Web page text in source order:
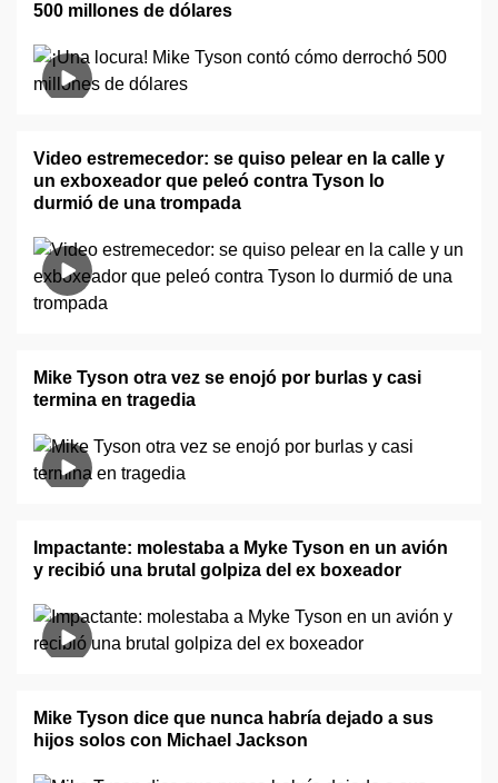
500 millones de dólares
Video estremecedor: se quiso pelear en la calle y
un exboxeador que peleó contra Tyson lo
durmió de una trompada
Mike Tyson otra vez se enojó por burlas y casi
termina en tragedia
Impactante: molestaba a Myke Tyson en un avión
y recibió una brutal golpiza del ex boxeador
Mike Tyson dice que nunca habría dejado a sus
hijos solos con Michael Jackson